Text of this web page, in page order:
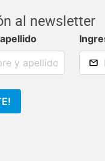
al newsletter